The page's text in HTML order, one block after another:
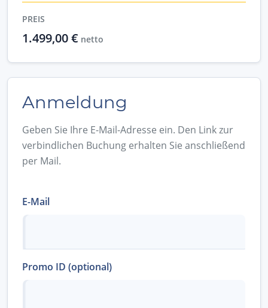
PREIS
1.499,00 € netto
Anmeldung
Geben Sie Ihre E-Mail-Adresse ein. Den Link zur
verbindlichen Buchung erhalten Sie anschließend
per Mail.
E-Mail
Promo ID (optional)